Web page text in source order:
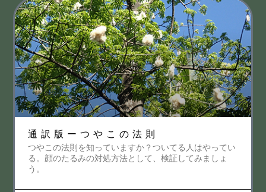
通訳版ーつやこの法則
つやこの法則を知っていますか？ついてる人はやってい
る。顔のたるみの対処方法として、検証してみましょ
う。